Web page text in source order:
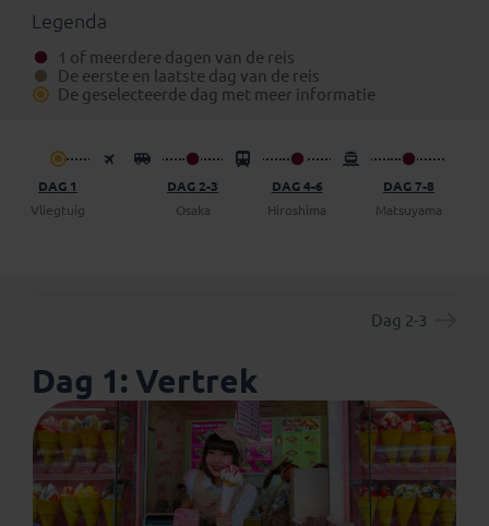
Eventuele standaard verlengingen van deze rondreis
kun je vinden onder het aparte tabblad ‘Verlengingen’.
Daarnaast is het mogelijk om bij boeking (in het
boekingsformulier) een vrijblijvend voorstel op te
vragen om een dag (of meer) op eigen gelegenheid de
Legenda
1 of meerdere dagen van de reis
De eerste en laatste dag van de reis
De geselecteerde dag met meer informatie
DAG 1
Vliegtuig
DAG 2-3
Osaka
DAG 4-6
Hiroshima
DAG 7-8
Matsuyama
Dag 2-3
Dag 1: Vertrek